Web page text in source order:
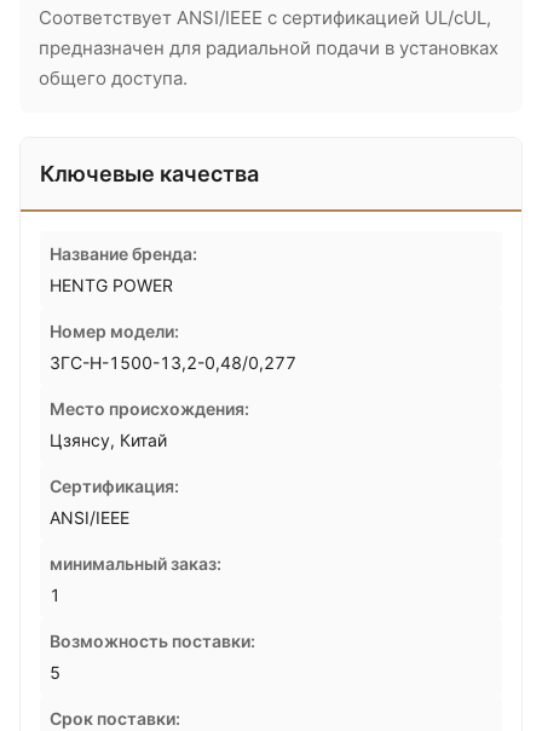
Соответствует ANSI/IEEE с сертификацией UL/cUL,
предназначен для радиальной подачи в установках
общего доступа.
Ключевые качества
Название бренда:
HENTG POWER
Номер модели:
ЗГС-Н-1500-13,2-0,48/0,277
Место происхождения:
Цзянсу, Китай
Сертификация:
ANSI/IEEE
минимальный заказ:
1
Возможность поставки:
5
Срок поставки: